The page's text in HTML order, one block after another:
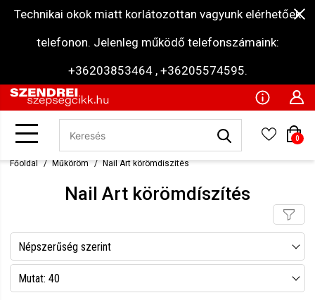
Technikai okok miatt korlátozottan vagyunk elérhetőek
telefonon. Jelenleg működő telefonszámaink:
+36203853464 , +36205574595.
0
Főoldal Műköröm Nail Art körömdíszítés
Nail Art körömdíszítés
Népszerűség szerint
Név szerint csökkenő
Mutat: 40